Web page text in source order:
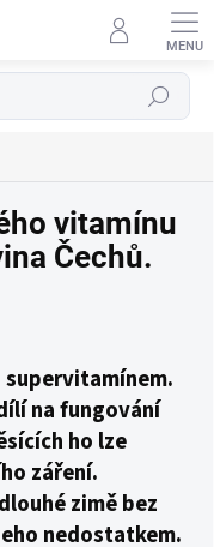
Hledat
vitamínu
Čechů.
supervitamínem.
na fungování
ho lze
záření.
zimě bez
nedostatkem.